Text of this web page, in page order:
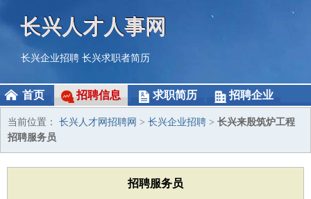
长兴人才人事网
长兴企业招聘 长兴求职者简历
首页 招聘信息 求职简历 招聘企业
当前位置： 长兴人才网招聘网 > 长兴企业招聘 > 长兴来殷筑炉工程
招聘服务员
招聘服务员